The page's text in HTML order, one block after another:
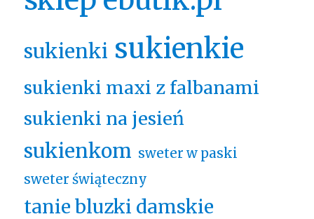
sukienki sukienkie
sukienki maxi z falbanami
sukienki na jesień
sukienkom sweter w paski
sweter świąteczny
tanie bluzki damskie